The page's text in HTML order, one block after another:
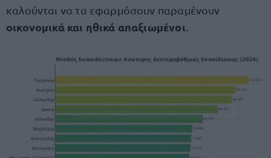
καλούνται να τα εφαρμόσουν παραμένουν
οικονομικά και ηθικά απαξιωμένοι